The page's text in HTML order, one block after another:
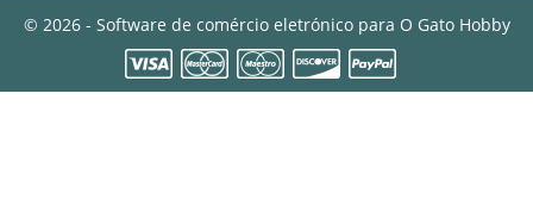
© 2026 - Software de comércio eletrónico para O Gato Hobby